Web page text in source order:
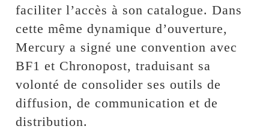
faciliter l’accès à son catalogue. Dans
cette même dynamique d’ouverture,
Mercury a signé une convention avec
BF1 et Chronopost, traduisant sa
volonté de consolider ses outils de
diffusion, de communication et de
distribution.